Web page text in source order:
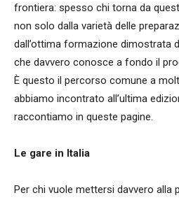
frontiera: spesso chi torna da
non solo dalla varietà delle
dall’ottima formazione dimostrata
che davvero conosce a fondo il
È questo il percorso comune a
abbiamo incontrato all’ultima
raccontiamo in queste pagine.
Le gare in Italia
Per chi vuole mettersi davvero alla